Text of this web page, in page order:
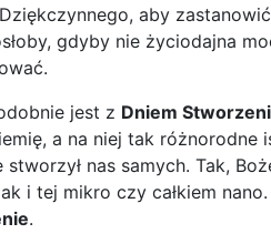
aby
gdyby nie życiodajna
jest z Dniem
a na niej tak różnorodne
stworzył nas samych. Tak,
i tej mikro czy całkiem
.